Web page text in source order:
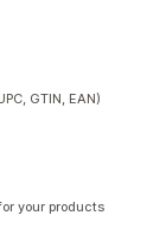
GTIN, EAN)
your products